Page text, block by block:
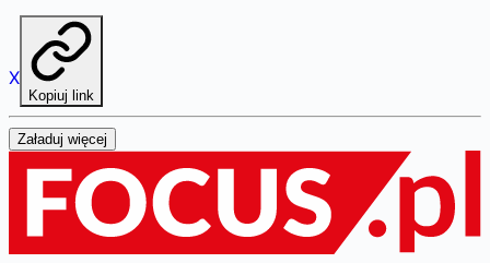
X
Kopiuj link
Załaduj więcej